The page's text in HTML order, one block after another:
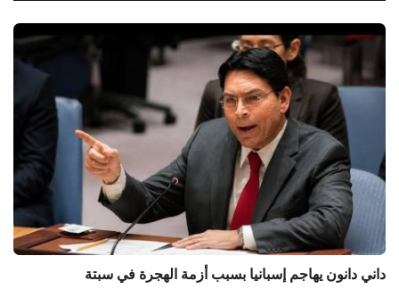
داني دانون يهاجم إسبانيا بسبب أزمة الهجرة في سبتة